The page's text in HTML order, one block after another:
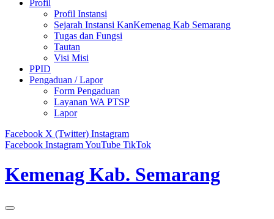
Profil
Profil Instansi
Sejarah Instansi KanKemenag Kab Semarang
Tugas dan Fungsi
Tautan
Visi Misi
PPID
Pengaduan / Lapor
Form Pengaduan
Layanan WA PTSP
Lapor
Facebook X (Twitter) Instagram
Facebook InstagramYouTube TikTok
Kemenag Kab. Semarang